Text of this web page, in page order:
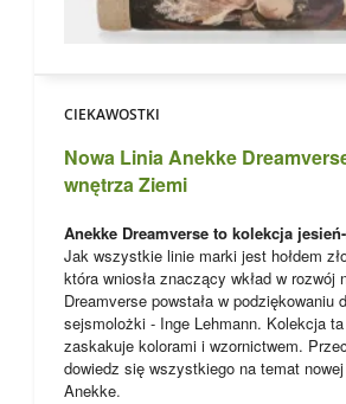
CIEKAWOSTKI
Nowa Linia Anekke
wnętrza Ziemi
Anekke Dreamverse to kolekcja
Jak wszystkie linie marki jest hołdem
która wniosła znaczący wkład w rozwój
Dreamverse powstała w podziękowaniu
sejsmolożki - Inge Lehmann. Kolekcja
zaskakuje kolorami i wzornictwem.
dowiedz się wszystkiego na temat
Anekke.